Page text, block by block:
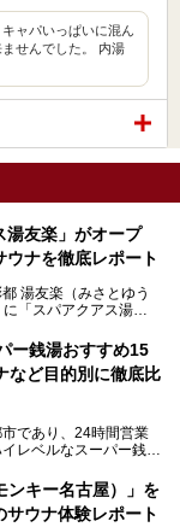
ャパいっぱいに混ん
せんでした。 内湯
湯友楽」がオープ
ナを徹底レポート
湯友楽（みさとゆう
「スパアクアス湯友
きた施設だからこそ、
ている人も多いのでは
からじっくり構想を練
実度は想像以上。
アや10の浴槽、40人収
浴やリラクゼーション
変わりました。
なった「スパアクアス
ー銭湯おすすめ15
など目的別に徹底比
であり、24時間営業
レベルなスーパー銭湯
ともにリセットした
ダラ過ごしたい」「コ
ンキー名古屋）」を
ウナ体験レポート